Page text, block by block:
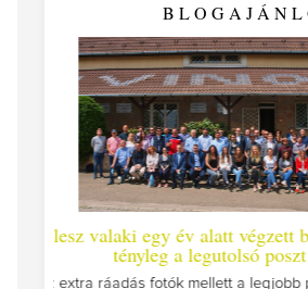
Így lesz valaki egy év alatt
Megírtuk a modulzáró vizsgákat,
az utolsó...